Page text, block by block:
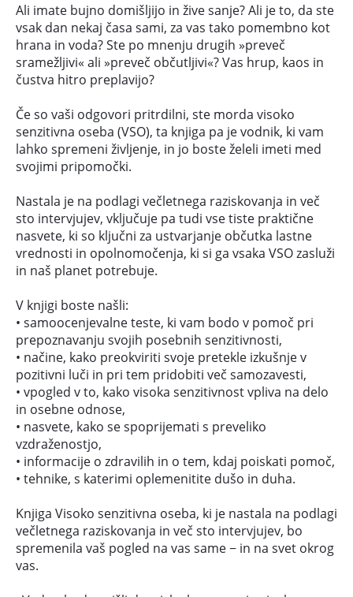
Ali imate bujno domišljijo in žive sanje? Ali je to, da ste
vsak dan nekaj časa sami, za vas tako pomembno kot
hrana in voda? Ste po mnenju drugih »preveč
sramežljivi« ali »preveč občutljivi«? Vas hrup, kaos in
čustva hitro preplavijo?
Če so vaši odgovori pritrdilni, ste morda visoko
senzitivna oseba (VSO), ta knjiga pa je vodnik, ki vam
lahko spremeni življenje, in jo boste želeli imeti med
svojimi pripomočki.
Nastala je na podlagi večletnega raziskovanja in več
sto intervjujev, vključuje pa tudi vse tiste praktične
nasvete, ki so ključni za ustvarjanje občutka lastne
vrednosti in opolnomočenja, ki si ga vsaka VSO zasluži
in naš planet potrebuje.
V knjigi boste našli:
• samoocenjevalne teste, ki vam bodo v pomoč pri
prepoznavanju svojih posebnih senzitivnosti,
• načine, kako preokviriti svoje pretekle izkušnje v
pozitivni luči in pri tem pridobiti več samozavesti,
• vpogled v to, kako visoka senzitivnost vpliva na delo
in osebne odnose,
• nasvete, kako se spoprijemati s preveliko
vzdraženostjo,
• informacije o zdravilih in o tem, kdaj poiskati pomoč,
• tehnike, s katerimi oplemenitite dušo in duha.
Knjiga Visoko senzitivna oseba, ki je nastala na podlagi
večletnega raziskovanja in več sto intervjujev, bo
spremenila vaš pogled na vas same − in na svet okrog
vas.